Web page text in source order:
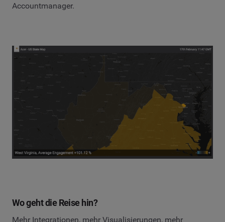
Accountmanager.
Wo geht die Reise hin?
Mehr Integrationen, mehr Visualisierungen, mehr